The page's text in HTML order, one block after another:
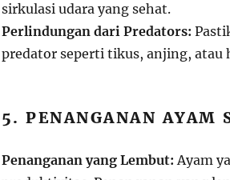
sirkulasi udara yang sehat.
Perlindungan dari Predators:
predator seperti tikus, anjing, atau
5. PENANGANAN AYAM
Penanganan yang Lembut: Ayam